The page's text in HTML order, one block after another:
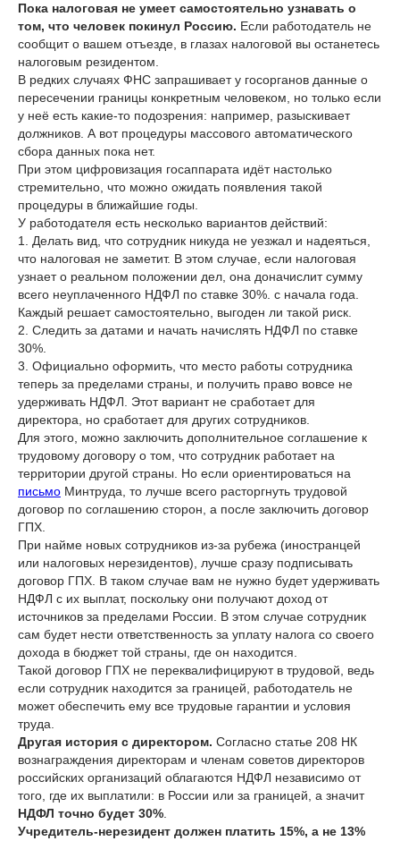
Пока налоговая не умеет самостоятельно узнавать о
том, что человек покинул Россию. Если работодатель не
сообщит о вашем отъезде, в глазах налоговой вы останетесь
налоговым резидентом.
В редких случаях ФНС запрашивает у госорганов данные о
пересечении границы конкретным человеком, но только если
у неё есть какие-то подозрения: например, разыскивает
должников. А вот процедуры массового автоматического
сбора данных пока нет.
При этом цифровизация госаппарата идёт настолько
стремительно, что можно ожидать появления такой
процедуры в ближайшие годы.
У работодателя есть несколько вариантов действий:
1. Делать вид, что сотрудник никуда не уезжал и надеяться,
что налоговая не заметит. В этом случае, если налоговая
узнает о реальном положении дел, она доначислит сумму
всего неуплаченного НДФЛ по ставке 30%. с начала года.
Каждый решает самостоятельно, выгоден ли такой риск.
2. Следить за датами и начать начислять НДФЛ по ставке
30%.
3. Официально оформить, что место работы сотрудника
теперь за пределами страны, и получить право вовсе не
удерживать НДФЛ. Этот вариант не сработает для
директора, но сработает для других сотрудников.
Для этого, можно заключить дополнительное соглашение к
трудовому договору о том, что сотрудник работает на
территории другой страны. Но если ориентироваться на
письмо Минтруда, то лучше всего расторгнуть трудовой
договор по соглашению сторон, а после заключить договор
ГПХ.
При найме новых сотрудников из-за рубежа (иностранцей
или налоговых нерезидентов), лучше сразу подписывать
договор ГПХ. В таком случае вам не нужно будет удерживать
НДФЛ с их выплат, поскольку они получают доход от
источников за пределами России. В этом случае сотрудник
сам будет нести ответственность за уплату налога со своего
дохода в бюджет той страны, где он находится.
Такой договор ГПХ не переквалифицируют в трудовой, ведь
если сотрудник находится за границей, работодатель не
может обеспечить ему все трудовые гарантии и условия
труда.
Другая история с директором. Согласно статье 208 НК
вознаграждения директорам и членам советов директоров
российских организаций облагаются НДФЛ независимо от
того, где их выплатили: в России или за границей, а значит
НДФЛ точно будет 30%
Учредитель-нерезидент должен платить 15%, а не 13%